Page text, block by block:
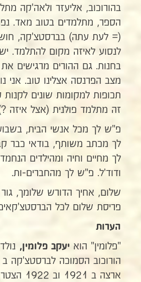
בהורוכוב, אליעזר ולאה'קה
הספר, מתלמדים בטוב מאד.
(= לעת עתה) בברסטצ'קה,
לנסוע לאיזה מקום להתלמד.
בחנות. גם ההורים מרגישים
מצב הפרנסה אצלינו טוב. אני
תכופות למקומות שונים
זה מתלמד פולנית (אצל איזה ?)
פ"ש לך מכל אנשי הבית,
לך מכתב משותף, בודאי כבר
לך מחיים וחיה ומהילדים
ודוד'ל. פ"ש לך מהחברים-ות.
שלום, אחיך הדורש שלומך,
פריסת שלום לכל הברסטצ'קאים
הערות
"פלומין" הוא יעקב פלומין,
ארצה ב